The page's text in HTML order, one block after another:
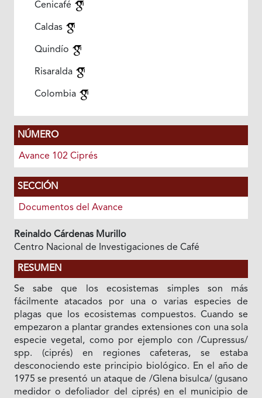
Cenicafé
Caldas
Quindío
Risaralda
Colombia
NÚMERO
Avance 102 Ciprés
SECCIÓN
Documentos del Avance
Reinaldo Cárdenas Murillo
Centro Nacional de Investigaciones de Café
RESUMEN
Se sabe que los ecosistemas simples son más
fácilmente atacados por una o varias especies de
plagas que los ecosistemas compuestos. Cuando se
empezaron a plantar grandes extensiones con una sola
especie vegetal, como por ejemplo con /Cupressus/
spp. (ciprés) en regiones cafeteras, se estaba
desconociendo este principio biológico. En el año de
1975 se presentó un ataque de /Glena bisulca/ (gusano
medidor o defoliador del ciprés) en el municipio de